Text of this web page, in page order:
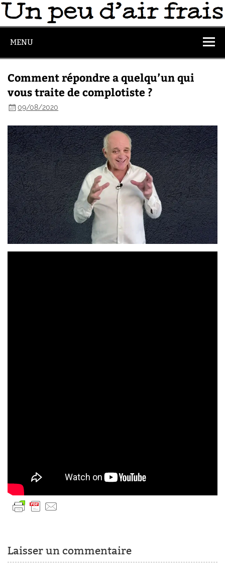
MENU
Comment répondre a quelqu’un qui
vous traite de complotiste ?
09/08/2020
Laisser un commentaire